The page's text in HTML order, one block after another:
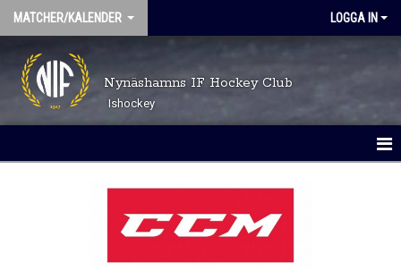
MATCHER/KALENDER LOGGA IN
Nynäshamns IF Hockey Club
Ishockey